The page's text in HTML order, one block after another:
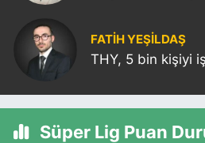
FATIH YEŞİLDAŞ
THY, 5 bin kişiyi
Süper Lig Puan